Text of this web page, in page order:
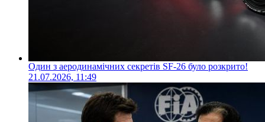
Один з аеродинамічних секретів SF-26 було розкрито!
21.07.2026, 11:49